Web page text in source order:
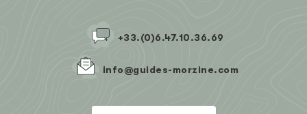
+33.(0)6.47.10.36.69
info@guides-morzine.com